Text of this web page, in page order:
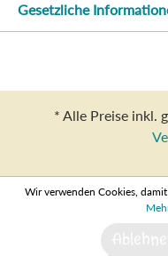
Gesetzliche
* Alle Preise inkl.
Wir verwenden Cookies,